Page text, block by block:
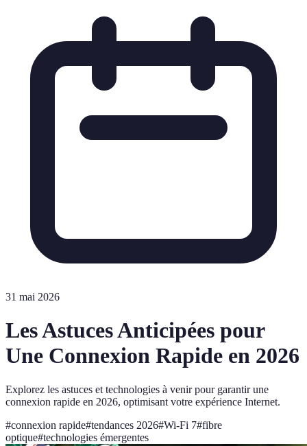
31 mai 2026
Les Astuces Anticipées pour
Une Connexion Rapide en 2026
Explorez les astuces et technologies à venir pour garantir une
connexion rapide en 2026, optimisant votre expérience Internet.
#connexion rapide#tendances 2026#Wi-Fi 7#fibre
optique#technologies émergentes